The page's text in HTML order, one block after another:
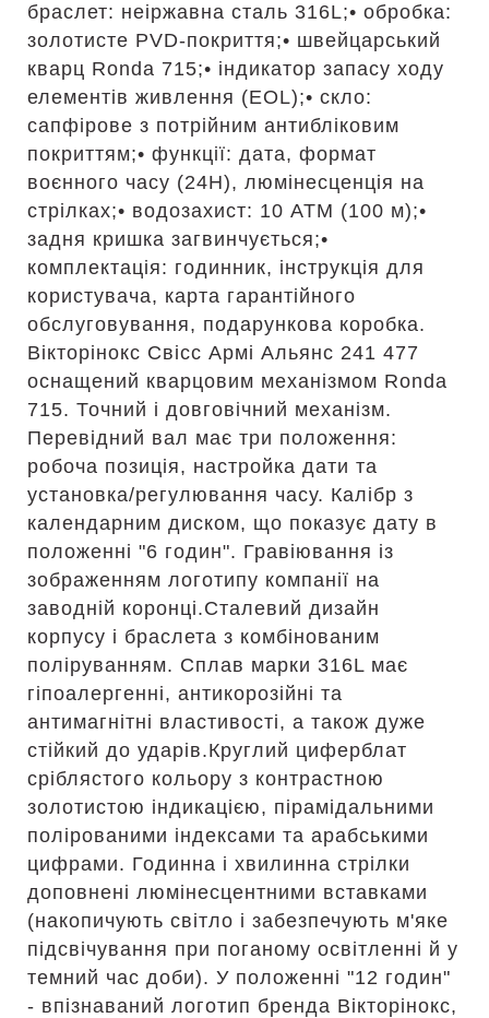
браслет: неіржавна сталь 316L;• обробка:
золотисте PVD-покриття;• швейцарський
кварц Ronda 715;• індикатор запасу ходу
елементів живлення (EOL);• скло:
сапфірове з потрійним антибліковим
покриттям;• функції: дата, формат
воєнного часу (24H), люмінесценція на
стрілках;• водозахист: 10 АТМ (100 м);•
задня кришка загвинчується;•
комплектація: годинник, інструкція для
користувача, карта гарантійного
обслуговування, подарункова коробка.
Вікторінокс Свісс Армі Альянс 241 477
оснащений кварцовим механізмом Ronda
715. Точний і довговічний механізм.
Перевідний вал має три положення:
робоча позиція, настройка дати та
установка/регулювання часу. Калібр з
календарним диском, що показує дату в
положенні "6 годин". Гравіювання із
зображенням логотипу компанії на
заводній коронці.Сталевий дизайн
корпусу і браслета з комбінованим
поліруванням. Сплав марки 316L має
гіпоалергенні, антикорозійні та
антимагнітні властивості, а також дуже
стійкий до ударів.Круглий циферблат
сріблястого кольору з контрастною
золотистою індикацією, пірамідальними
полірованими індексами та арабськими
цифрами. Годинна і хвилинна стрілки
доповнені люмінесцентними вставками
(накопичують світло і забезпечують м'яке
підсвічування при поганому освітленні й у
темний час доби). У положенні "12 годин"
- впізнаваний логотип бренда Вікторінокс,